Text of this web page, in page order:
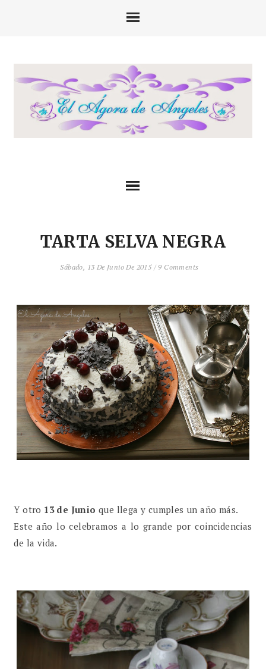
TARTA SELVA NEGRA
Sábado, 13 De Junio De 2015 / 9 Comments
Y otro 13 de Junio que llega y cumples un año más.
Este año lo celebramos a lo grande por coincidencias
de la vida.